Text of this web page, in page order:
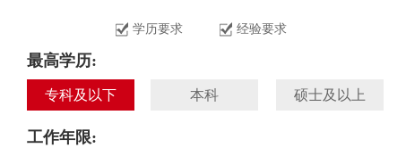
学历要求 经验要求
最高学历:
专科及以下 本科 硕士及以上
工作年限: